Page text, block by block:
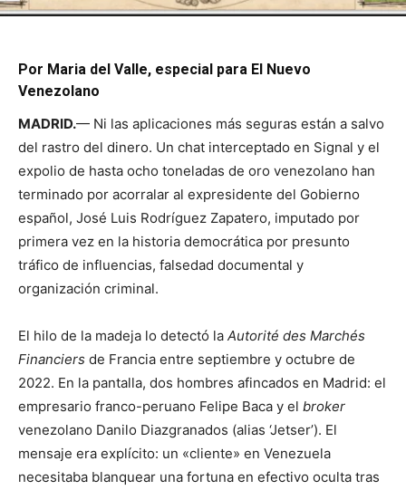
Por Maria del Valle, especial para El Nuevo
Venezolano
MADRID.— Ni las aplicaciones más seguras están a salvo
del rastro del dinero. Un chat interceptado en Signal y el
expolio de hasta ocho toneladas de oro venezolano han
terminado por acorralar al expresidente del Gobierno
español, José Luis Rodríguez Zapatero, imputado por
primera vez en la historia democrática por presunto
tráfico de influencias, falsedad documental y
organización criminal.
El hilo de la madeja lo detectó la Autorité des Marchés
Financiers de Francia entre septiembre y octubre de
2022. En la pantalla, dos hombres afincados en Madrid: el
empresario franco-peruano Felipe Baca y el broker
venezolano Danilo Diazgranados (alias ‘Jetser’). El
mensaje era explícito: un «cliente» en Venezuela
necesitaba blanquear una fortuna en efectivo oculta tras